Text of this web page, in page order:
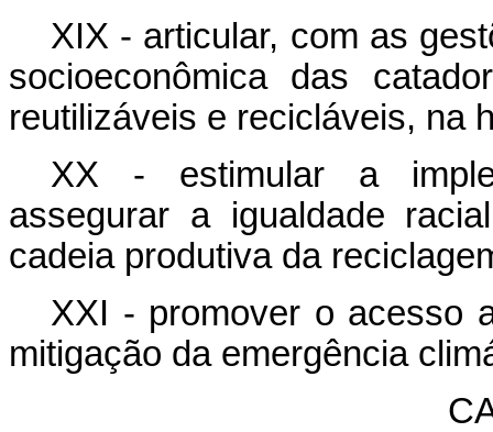
XIX - articular, com as
socioeconômica das
reutilizáveis e recicláveis, na
XX - estimular a
assegurar a igualdade
cadeia produtiva da
XXI - promover o acesso
mitigação da emergência